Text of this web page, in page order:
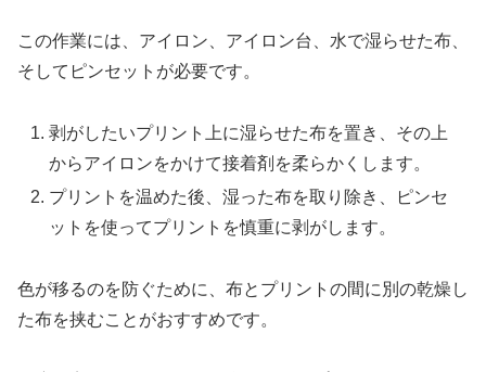
この作業には、アイロン、アイロン台、水で湿らせた布、
そしてピンセットが必要です。
剥がしたいプリント上に湿らせた布を置き、その上
からアイロンをかけて接着剤を柔らかくします。
プリントを温めた後、湿った布を取り除き、ピンセ
ットを使ってプリントを慎重に剥がします。
色が移るのを防ぐために、布とプリントの間に別の乾燥し
た布を挟むことがおすすめです。